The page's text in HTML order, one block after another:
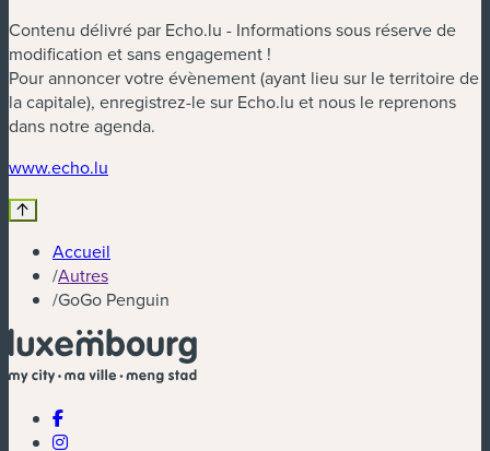
Contenu délivré par Echo.lu - Informations sous réserve de
modification et sans engagement !
Pour annoncer votre évènement (ayant lieu sur le territoire de
la capitale), enregistrez-le sur Echo.lu et nous le reprenons
dans notre agenda.
www.echo.lu
Accueil
/Autres
/GoGo Penguin